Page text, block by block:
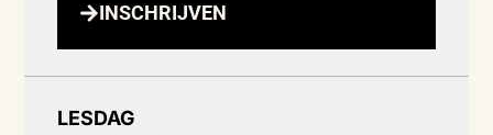
INSCHRIJVEN
LESDAG